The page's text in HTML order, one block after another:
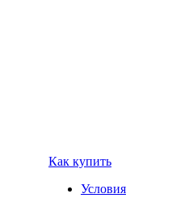
Как купить
Условия